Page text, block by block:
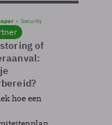
Security
storing of
hoe een